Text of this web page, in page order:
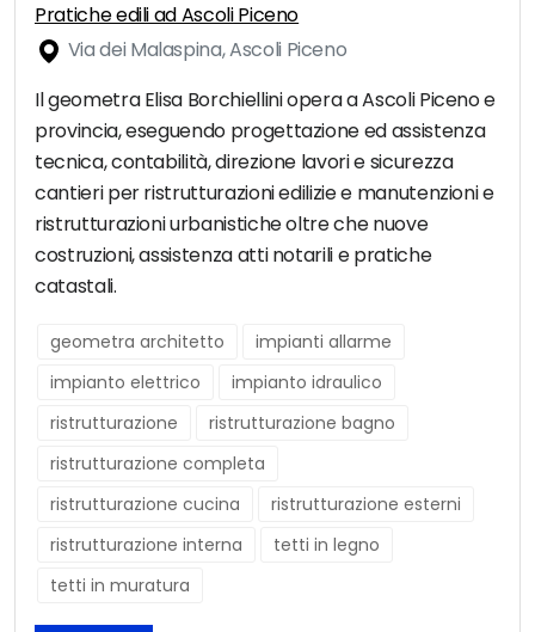
Pratiche edili ad Ascoli Piceno
Via dei Malaspina, Ascoli Piceno
Il geometra Elisa Borchiellini opera a Ascoli Piceno e
provincia, eseguendo progettazione ed assistenza
tecnica, contabilità, direzione lavori e sicurezza
cantieri per ristrutturazioni edilizie e manutenzioni e
ristrutturazioni urbanistiche oltre che nuove
costruzioni, assistenza atti notarili e pratiche
catastali.
geometra architetto
impianti allarme
impianto elettrico
impianto idraulico
ristrutturazione
ristrutturazione bagno
ristrutturazione completa
ristrutturazione cucina
ristrutturazione esterni
ristrutturazione interna
tetti in legno
tetti in muratura